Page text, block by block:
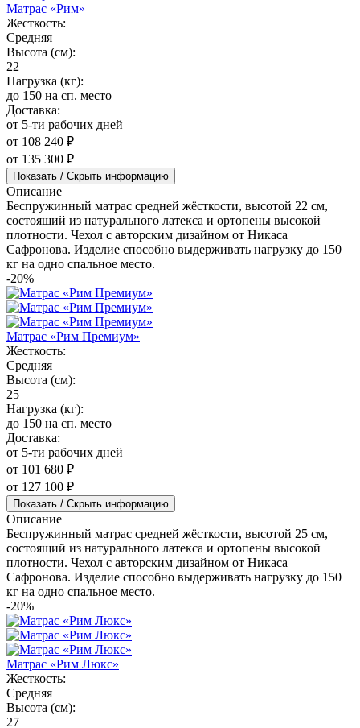
Матрас «Рим»
Жесткость:
Средняя
Высота (см):
22
Нагрузка (кг):
до 150 на сп. место
Доставка:
от 5-ти рабочих дней
от 108 240 ₽
от 135 300 ₽
Показать / Скрыть информацию
Описание
Беспружинный матрас средней жёсткости, высотой 22 см,
состоящий из натурального латекса и ортопены высокой
плотности. Чехол с авторским дизайном от Никаса
Сафронова. Изделие способно выдерживать нагрузку до 150
кг на одно спальное место.
-20%
Матрас «Рим Премиум»
Жесткость:
Средняя
Высота (см):
25
Нагрузка (кг):
до 150 на сп. место
Доставка:
от 5-ти рабочих дней
от 101 680 ₽
от 127 100 ₽
Показать / Скрыть информацию
Описание
Беспружинный матрас средней жёсткости, высотой 25 см,
состоящий из натурального латекса и ортопены высокой
плотности. Чехол с авторским дизайном от Никаса
Сафронова. Изделие способно выдерживать нагрузку до 150
кг на одно спальное место.
-20%
Матрас «Рим Люкс»
Жесткость:
Средняя
Высота (см):
27